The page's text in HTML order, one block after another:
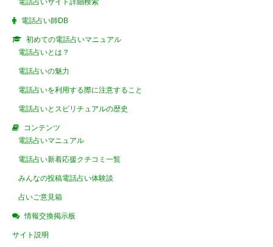
電話占いサイト詳細検索
電話占い師DB
初めての電話占いマニュアル
電話占いとは？
電話占いの魅力
電話占いを利用する際に注意すること
電話占いとスピリチュアルの歴史
コンテンツ
電話占いマニュアル
電話占い新着応援クチコミ一覧
みんなの投稿電話占い体験談
占いご意見箱
情報交換掲示板
サイト説明